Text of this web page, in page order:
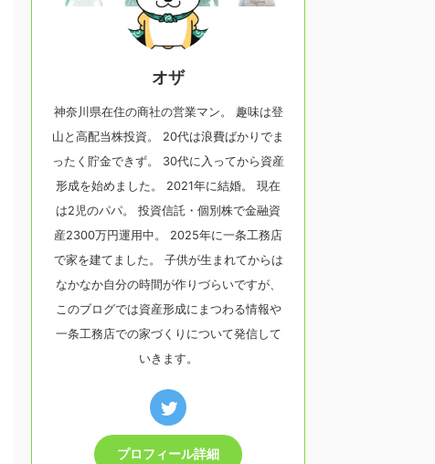
オザ
神奈川県在住の商社の営業マン。 趣味は登
山と高配当株投資。 20代は浪費ばかりでま
ったく貯金できず。 30代に入ってから資産
形成を始めました。 2021年に結婚。 現在
は2児のパパ。 投資信託・個別株で金融資
産2300万円運用中。 2025年に一条工務店
で家を建てました。 子供が生まれてからは
なかなか自分の時間が作りづらいですが、
このブログでは資産形成にまつわる情報や
一条工務店での家づくりについて発信して
いきます。
プロフィール詳細